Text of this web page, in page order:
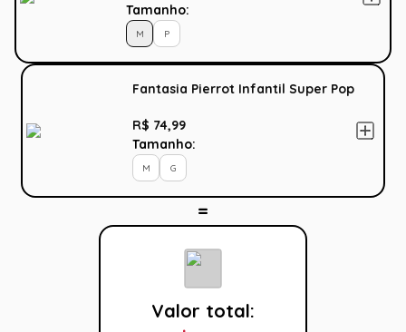
Tamanho:
M P
Fantasia Pierrot Infantil Super Pop
R$ 74,99
Tamanho:
M G
Valor total: